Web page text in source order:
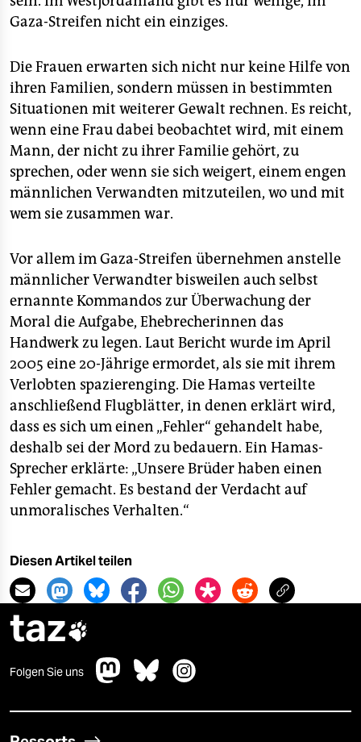
Gaza-Streifen nicht ein einziges.
Die Frauen erwarten sich nicht nur keine Hilfe von
ihren Familien, sondern müssen in bestimmten
Situationen mit weiterer Gewalt rechnen. Es reicht,
wenn eine Frau dabei beobachtet wird, mit einem
Mann, der nicht zu ihrer Familie gehört, zu
sprechen, oder wenn sie sich weigert, einem engen
männlichen Verwandten mitzuteilen, wo und mit
wem sie zusammen war.
Vor allem im Gaza-Streifen übernehmen anstelle
männlicher Verwandter bisweilen auch selbst
ernannte Kommandos zur Überwachung der
Moral die Aufgabe, Ehebrecherinnen das
Handwerk zu legen. Laut Bericht wurde im April
2005 eine 20-Jährige ermordet, als sie mit ihrem
Verlobten spazierenging. Die Hamas verteilte
anschließend Flugblätter, in denen erklärt wird,
dass es sich um einen „Fehler“ gehandelt habe,
deshalb sei der Mord zu bedauern. Ein Hamas-
Sprecher erklärte: „Unsere Brüder haben einen
Fehler gemacht. Es bestand der Verdacht auf
unmoralisches Verhalten.“
Diesen Artikel teilen
taz
Folgen Sie uns